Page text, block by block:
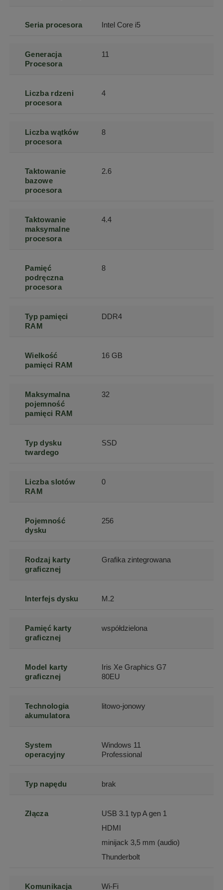
Seria procesora Intel Core i5
Generacja
Procesora
11
Liczba rdzeni
procesora
4
Liczba wątków
procesora
8
Taktowanie
bazowe
procesora
2.6
Taktowanie
maksymalne
procesora
4.4
Pamięć
podręczna
procesora
8
Typ pamięci
RAM
DDR4
Wielkość
pamięci RAM
16 GB
Maksymalna
pojemność
pamięci RAM
32
Typ dysku
twardego
SSD
Liczba slotów
RAM
0
Pojemność
dysku
256
Rodzaj karty
graficznej
Grafika zintegrowana
Interfejs dysku M.2
Pamięć karty
graficznej
współdzielona
Model karty
graficznej
Iris Xe Graphics G7
80EU
Technologia
akumulatora
litowo-jonowy
System
operacyjny
Windows 11
Professional
Typ napędu brak
Złącza
USB 3.1 typ A gen 1
HDMI
minijack 3,5 mm (audio)
Thunderbolt
Komunikacja Wi-Fi